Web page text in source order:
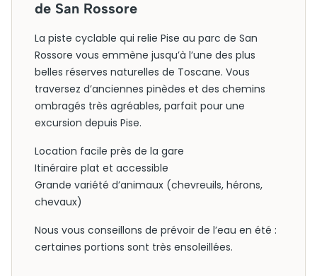
de San Rossore
La piste cyclable qui relie Pise au parc de San
Rossore vous emmène jusqu’à l’une des plus
belles réserves naturelles de Toscane. Vous
traversez d’anciennes pinèdes et des chemins
ombragés très agréables, parfait pour une
excursion depuis Pise.
Location facile près de la gare
Itinéraire plat et accessible
Grande variété d’animaux (chevreuils, hérons,
chevaux)
Nous vous conseillons de prévoir de l’eau en été :
certaines portions sont très ensoleillées.